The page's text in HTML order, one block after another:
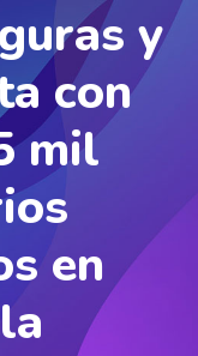
y
con
mil
en